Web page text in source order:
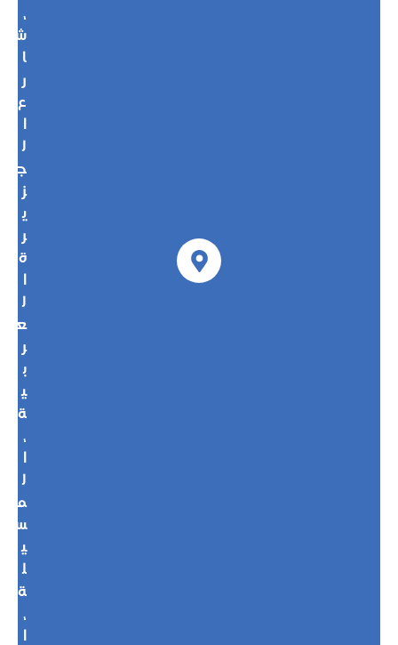
،
ش
ا
ر
ع
ل
ج
ز
ي
ر
ة
ل
ع
ر
ب
ي
ة
،
ل
م
س
ي
ل
ة
،